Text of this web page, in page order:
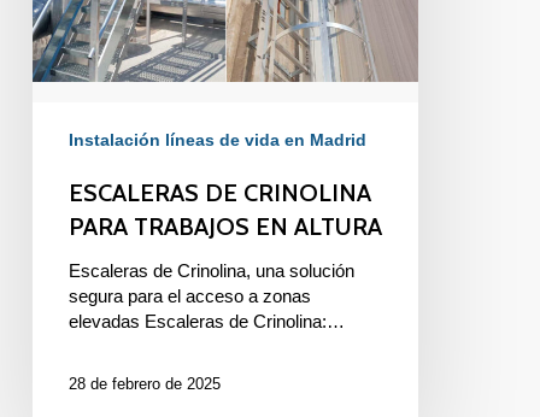
Instalación líneas de vida en Madrid
ESCALERAS DE CRINOLINA
PARA TRABAJOS EN ALTURA
Escaleras de Crinolina, una solución
segura para el acceso a zonas
elevadas Escaleras de Crinolina:…
28 de febrero de 2025